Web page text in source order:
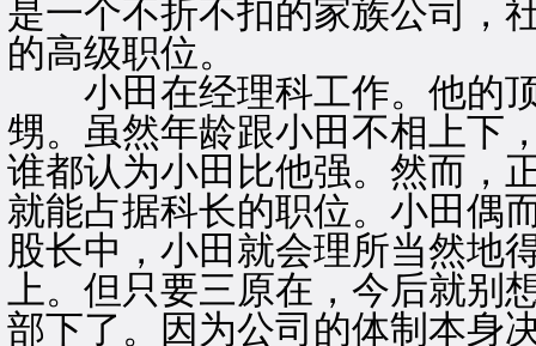
是一个不折不扣的家族公司，
的高级职位。
小田在经理科工作。他的顶
甥。虽然年龄跟小田不相上下
谁都认为小田比他强。然而，
就能占据科长的职位。小田偶
股长中，小田就会理所当然地
上。但只要三原在，今后就别
部下了。因为公司的体制本身